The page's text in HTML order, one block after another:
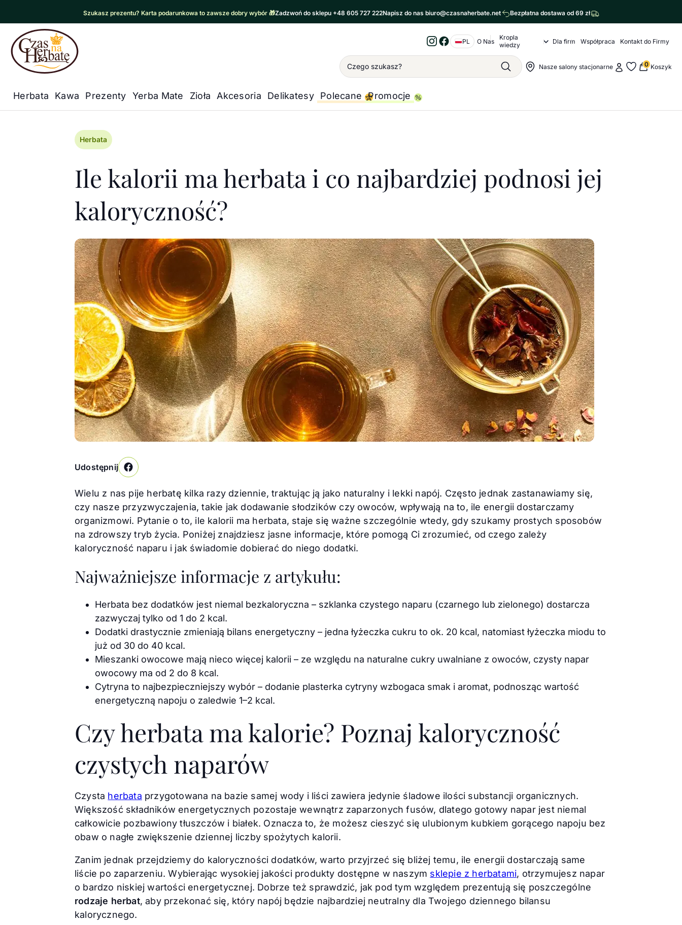
Szukasz prezentu? Karta podarunkowa to zawsze dobry wybór 🎁Zadzwoń do sklepu +48 605 727 222Napisz do nas biuro@czasnaherbate.net Bezpłatna dostawa od 69 zł
Czas na Herbatę Logo
Instagram
Facebook
PL Nawigacja o nas
O Nas
Kropla
wiedzy
Kropla wiedzy Submenu
Dla firm Współpraca Kontakt do Firmy
Wyszukiwanie
SzukajNawigacja sklepu
Nasze salony stacjonarneMoje konto
Moje ulubione
0 Koszyk
Główna nawigacja
Herbata Kawa Prezenty Yerba Mate Zioła Akcesoria Delikatesy Polecane Promocje
Czas na herbatę / Artykuły Herbata / Ile kalorii ma herbata i co najbardziej podnosi jej kaloryczność?
Herbata
Ile kalorii ma herbata i co najbardziej podnosi jej
kaloryczność?
Udostępnij
Facebook
Wielu z nas pije herbatę kilka razy dziennie, traktując ją jako naturalny i lekki napój. Często jednak zastanawiamy się,
czy nasze przyzwyczajenia, takie jak dodawanie słodzików czy owoców, wpływają na to, ile energii dostarczamy
organizmowi. Pytanie o to, ile kalorii ma herbata, staje się ważne szczególnie wtedy, gdy szukamy prostych sposobów
na zdrowszy tryb życia. Poniżej znajdziesz jasne informacje, które pomogą Ci zrozumieć, od czego zależy
kaloryczność naparu i jak świadomie dobierać do niego dodatki.
Najważniejsze informacje z artykułu:
Herbata bez dodatków jest niemal bezkaloryczna – szklanka czystego naparu (czarnego lub zielonego) dostarcza
zazwyczaj tylko od 1 do 2 kcal.
Dodatki drastycznie zmieniają bilans energetyczny – jedna łyżeczka cukru to ok. 20 kcal, natomiast łyżeczka miodu to
już od 30 do 40 kcal.
Mieszanki owocowe mają nieco więcej kalorii – ze względu na naturalne cukry uwalniane z owoców, czysty napar
owocowy ma od 2 do 8 kcal.
Cytryna to najbezpieczniejszy wybór – dodanie plasterka cytryny wzbogaca smak i aromat, podnosząc wartość
energetyczną napoju o zaledwie 1–2 kcal.
Czy herbata ma kalorie? Poznaj kaloryczność
czystych naparów
Czysta herbata przygotowana na bazie samej wody i liści zawiera jedynie śladowe ilości substancji organicznych.
Większość składników energetycznych pozostaje wewnątrz zaparzonych fusów, dlatego gotowy napar jest niemal
całkowicie pozbawiony tłuszczów i białek. Oznacza to, że możesz cieszyć się ulubionym kubkiem gorącego napoju bez
obaw o nagłe zwiększenie dziennej liczby spożytych kalorii.
Zanim jednak przejdziemy do kaloryczności dodatków, warto przyjrzeć się bliżej temu, ile energii dostarczają same
liście po zaparzeniu. Wybierając wysokiej jakości produkty dostępne w naszym sklepie z herbatami, otrzymujesz napar
o bardzo niskiej wartości energetycznej. Dobrze też sprawdzić, jak pod tym względem prezentują się poszczególne
rodzaje herbat, aby przekonać się, który napój będzie najbardziej neutralny dla Twojego dziennego bilansu
kalorycznego.